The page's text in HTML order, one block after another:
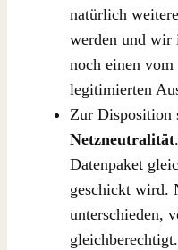
natürlich
werden und wir
noch einen vom
legitimierten
Zur Disposition
Netzneutralität
Datenpaket
geschickt wird.
unterschieden,